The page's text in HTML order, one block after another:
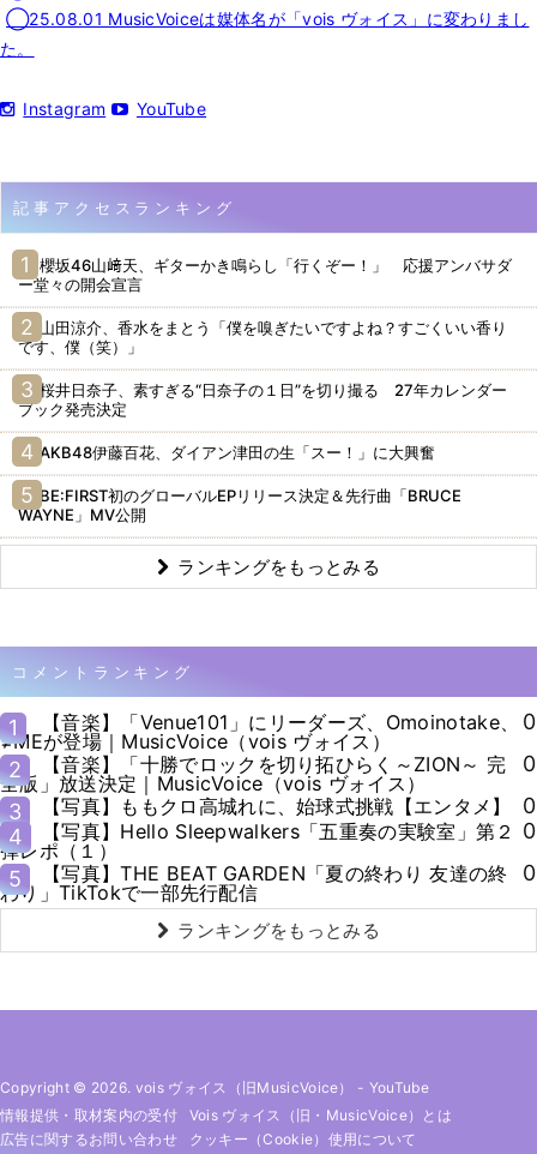
◯25.08.01 MusicVoiceは媒体名が「vois ヴォイス」に変わりまし
た。
Instagram YouTube
記事アクセスランキング
櫻坂46山﨑天、ギターかき鳴らし「行くぞー！」 応援アンバサダ
ー堂々の開会宣言
山田涼介、香水をまとう「僕を嗅ぎたいですよね？すごくいい香り
です、僕（笑）」
桜井日奈子、素すぎる“日奈子の１日”を切り撮る 27年カレンダー
ブック発売決定
AKB48伊藤百花、ダイアン津田の生「スー！」に大興奮
BE:FIRST初のグローバルEPリリース決定＆先行曲「BRUCE
WAYNE」MV公開
ランキングをもっとみる
コメントランキング
1
【音楽】「Venue101」にリーダーズ、Omoinotake、
≠MEが登場｜MusicVoice（vois ヴォイス）
0
2
【音楽】「十勝でロックを切り拓ひらく～ZION～ 完
全版」放送決定｜MusicVoice（vois ヴォイス）
0
3
【写真】ももクロ高城れに、始球式挑戦【エンタメ】
0
4
【写真】Hello Sleepwalkers「五重奏の実験室」第２
弾レポ（１）
0
5
【写真】THE BEAT GARDEN「夏の終わり 友達の終
わり」TikTokで一部先行配信
0
ランキングをもっとみる
Copyright © 2026. vois ヴォイス（旧MusicVoice） - YouTube
情報提供・取材案内の受付
Vois ヴォイス（旧・MusicVoice）とは
広告に関するお問い合わせ
クッキー（cookie）使用について